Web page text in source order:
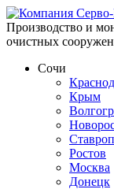
Производство и
очистных
Сочи
Крым
Ростов
Москва
Донецк